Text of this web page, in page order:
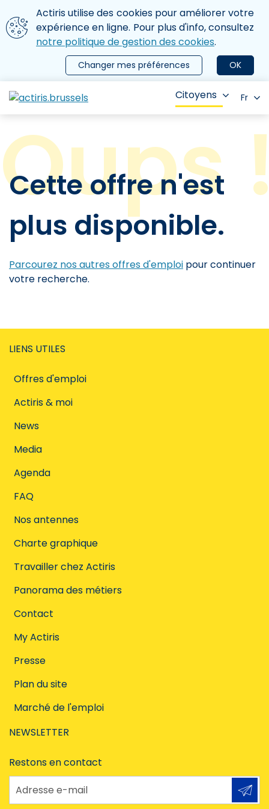
Aller au contenu principal
Nous utilisons des cookies
Actiris utilise des cookies pour améliorer votre
expérience en ligne. Pour plus d'info, consultez
notre politique de gestion des cookies.
OK
Changer mes préférences
le menu
Citoyens Fr
Cette offre n'est
plus disponible.
Parcourez nos autres offres d'emploi pour continuer
votre recherche.
LIENS UTILES
Offres d'emploi
Actiris & moi
News
Media
Agenda
FAQ
Nos antennes
Charte graphique
Travailler chez Actiris
Panorama des métiers
Contact
My Actiris
Presse
Plan du site
Marché de l'emploi
NEWSLETTER
Restons en contact
Adresse e-mail